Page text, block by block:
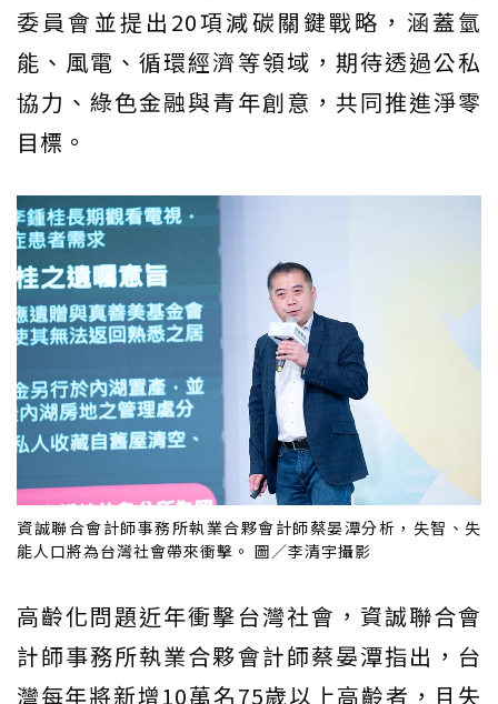
委員會並提出20項減碳關鍵戰略，涵蓋氫
能、風電、循環經濟等領域，期待透過公私
協力、綠色金融與青年創意，共同推進淨零
目標。
資誠聯合會計師事務所執業合夥會計師蔡晏潭分析，失智、失
能人口將為台灣社會帶來衝擊。 圖／李清宇攝影
高齡化問題近年衝擊台灣社會，資誠聯合會
計師事務所執業合夥會計師蔡晏潭指出，台
灣每年將新增10萬名75歲以上高齡者，且失